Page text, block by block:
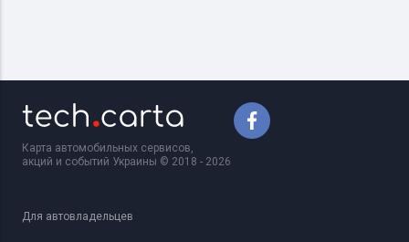
Карта автомобильных сервисов,
акций и событий Украины © 2018 - 2026
Для автовладельцев